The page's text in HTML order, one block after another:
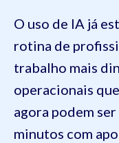
O uso de IA já
rotina de
trabalho mais
operacionais
agora podem
minutos com